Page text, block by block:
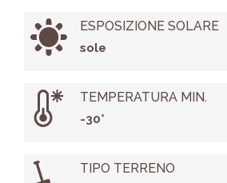
ESPOSIZIONE SOLARE
sole
TEMPERATURA MIN.
-30°
TIPO TERRENO